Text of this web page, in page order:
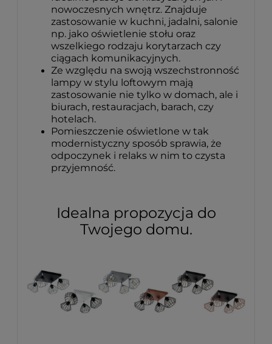
nowoczesnych wnętrz. Znajduje
zastosowanie w kuchni, jadalni, salonie
np. jako oświetlenie stołu oraz
wszelkiego rodzaju korytarzach czy
ciągach komunikacyjnych.
Ze względu na swoją wszechstronność
lampy w stylu loftowym mają
zastosowanie nie tylko w domach, ale i
biurach, restauracjach, barach, czy
hotelach.
Pomieszczenie oświetlone w tak
modernistyczny sposób sprawia, że
odpoczynek i relaks w nim to czysta
przyjemność.
Idealna propozycja do
Twojego domu.